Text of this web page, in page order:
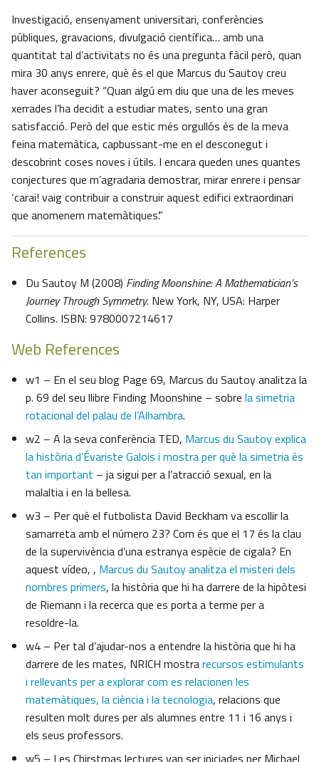
Investigació, ensenyament universitari, conferències
públiques, gravacions, divulgació científica… amb una
quantitat tal d’activitats no és una pregunta fàcil però, quan
mira 30 anys enrere, què és el que Marcus du Sautoy creu
haver aconseguit? “Quan algú em diu que una de les meves
xerrades l’ha decidit a estudiar mates, sento una gran
satisfacció. Però del que estic més orgullós és de la meva
feina matemàtica, capbussant-me en el desconegut i
descobrint coses noves i útils. I encara queden unes quantes
conjectures que m’agradaria demostrar, mirar enrere i pensar
‘carai! vaig contribuir a construir aquest edifici extraordinari
que anomenem matemàtiques’.”
References
Du Sautoy M (2008) Finding Moonshine: A Mathematician’s
Journey Through Symmetry. New York, NY, USA: Harper
Collins. ISBN: 9780007214617
Web References
w1 – En el seu blog Page 69, Marcus du Sautoy analitza la
p. 69 del seu llibre Finding Moonshine – sobre la simetria
rotacional del palau de l’Alhambra.
w2 – A la seva conferència TED, Marcus du Sautoy explica
la història d’Évariste Galois i mostra per què la simetria és
tan important – ja sigui per a l’atracció sexual, en la
malaltia i en la bellesa.
w3 – Per què el futbolista David Beckham va escollir la
samarreta amb el número 23? Com és que el 17 és la clau
de la supervivència d’una estranya espècie de cigala? En
aquest vídeo, , Marcus du Sautoy analitza el misteri dels
nombres primers, la història que hi ha darrere de la hipòtesi
de Riemann i la recerca que es porta a terme per a
resoldre-la.
w4 – Per tal d’ajudar-nos a entendre la història que hi ha
darrere de les mates, NRICH mostrarecursos estimulants
i rellevants per a explorar com es relacionen les
matemàtiques, la ciència i la tecnologia, relacions que
resulten molt dures per als alumnes entre 11 i 16 anys i
els seus professors.
w5 – Les Chirstmas lectures van ser iniciades per Michael